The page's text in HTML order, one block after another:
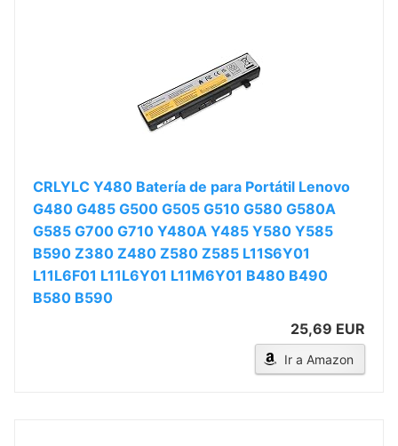
CRLYLC Y480 Batería de para Portátil Lenovo
G480 G485 G500 G505 G510 G580 G580A
G585 G700 G710 Y480A Y485 Y580 Y585
B590 Z380 Z480 Z580 Z585 L11S6Y01
L11L6F01 L11L6Y01 L11M6Y01 B480 B490
B580 B590
25,69 EUR
Ir a Amazon